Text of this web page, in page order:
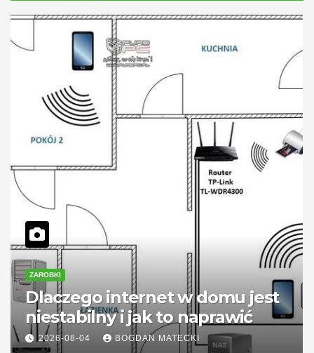
ZAROBKI
Dlaczego internet w domu jest
niestabilny i jak to naprawić
2026-08-04 BOGDAN MATECKI